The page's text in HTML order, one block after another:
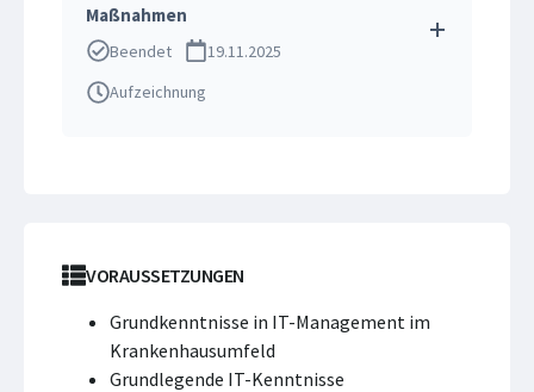
Maßnahmen
Beendet
19.11.2025
Aufzeichnung
VORAUSSETZUNGEN
Grundkenntnisse in IT-Management im
Krankenhausumfeld
Grundlegende IT-Kenntnisse